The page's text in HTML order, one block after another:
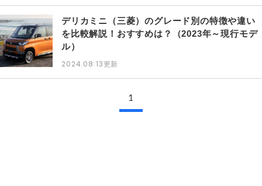
デリカミニ（三菱）のグレード別の特徴や違い
を比較解説！おすすめは？（2023年～現行モデ
ル）
2024.08.13更新
1